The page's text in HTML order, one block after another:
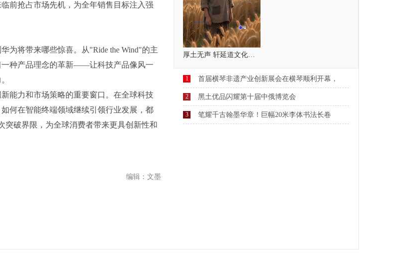
前抢占市场先机，为全年销售目标注入强
为将带来哪些惊喜。从"Ride the Wind"的主
一种产品理念的革新——让科技产品像风一
能力和市场策略的重要窗口。在全球科技
何在智能终端领域继续引领行业发展，都
突破界限，为全球消费者带来更具创新性和
编辑：文墨
厚土无声 轩延道文化，疗愈自己，温暖他人
1 首届横琴非遗产业创新展会在横琴顺利开幕，
2 黑土优品闪耀第十届中俄博览会
3 笔耀千古翰墨华章！巨幅20米李体书法长卷